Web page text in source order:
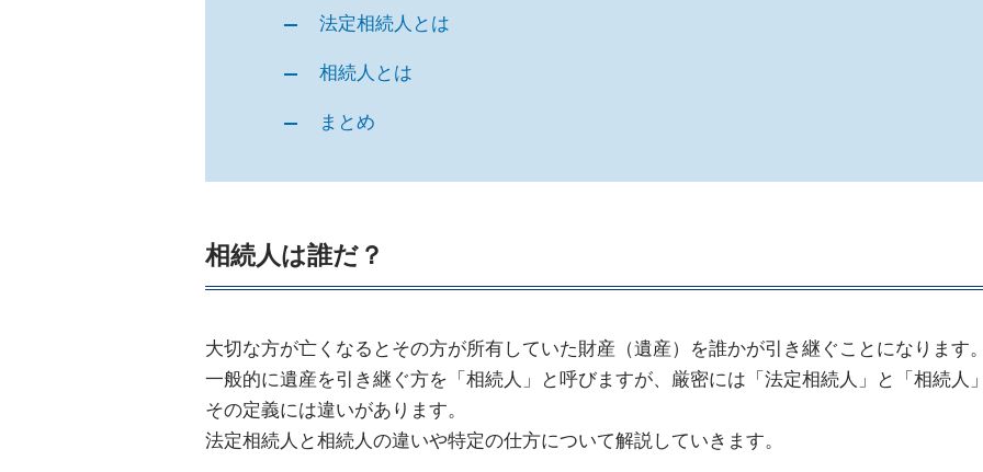
法定相続人とは
相続人とは
まとめ
相続人は誰だ？
大切な方が亡くなるとその方が所有していた財産（遺産）を誰かが引き継ぐことになります
一般的に遺産を引き継ぐ方を「相続人」と呼びますが、厳密には「法定相続人」と「相続人
その定義には違いがあります。
法定相続人と相続人の違いや特定の仕方について解説していきます。